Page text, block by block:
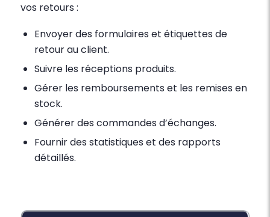
vos retours :
Envoyer des formulaires et étiquettes de
retour au client.
Suivre les réceptions produits.
Gérer les remboursements et les remises en
stock.
Générer des commandes d’échanges.
Fournir des statistiques et des rapports
détaillés.